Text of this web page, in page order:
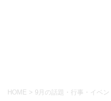
HOME > 9月の話題・行事・イベン